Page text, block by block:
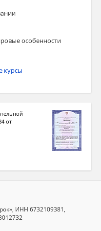
особенности
курсы
от
ИНН 6732109381,